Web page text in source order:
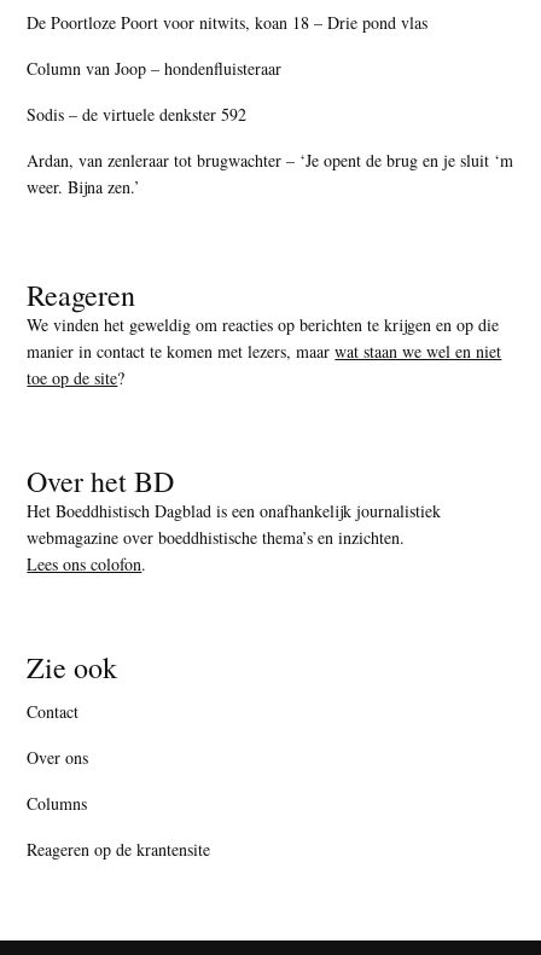
De Poortloze Poort voor nitwits, koan 18 – Drie pond vlas
Column van Joop – hondenfluisteraar
Sodis – de virtuele denkster 592
Ardan, van zenleraar tot brugwachter – ‘Je opent de brug en je sluit ‘m
weer. Bijna zen.’
Reageren
We vinden het geweldig om reacties op berichten te krijgen en op die
manier in contact te komen met lezers, maarwat staan we wel en niet
toe op de site?
Over het BD
Het Boeddhistisch Dagblad is een onafhankelijk journalistiek
webmagazine over boeddhistische thema’s en inzichten.
Lees ons colofon.
Zie ook
Contact
Over ons
Columns
Reageren op de krantensite